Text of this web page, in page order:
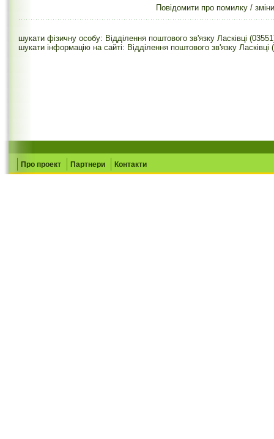
Повідомити про помилку / зміни
шукати фізичну особу: Відділення поштового зв'язку Ласківці
шукати інформацію на сайті: Відділення поштового зв'язку Ласківці
Про проект Партнери Контакти